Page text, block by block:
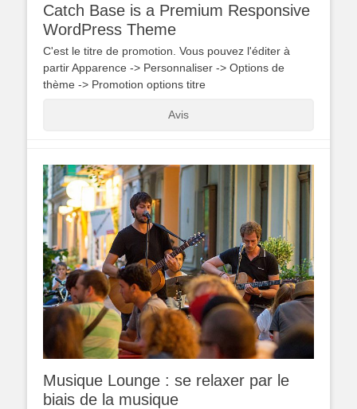
Catch Base is a Premium Responsive
WordPress Theme
C'est le titre de promotion. Vous pouvez l'éditer à
partir Apparence -> Personnaliser -> Options de
thème -> Promotion options titre
Avis
Musique Lounge : se relaxer par le
biais de la musique